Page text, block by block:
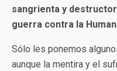
sangrienta y
guerra contra la
Sólo les ponemos
aunque la mentira y el